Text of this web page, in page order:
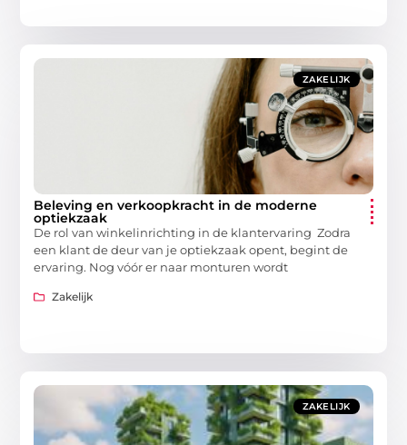
ZAKELIJK
Beleving en verkoopkracht in de moderne
optiekzaak
De rol van winkelinrichting in de klantervaring Zodra
een klant de deur van je optiekzaak opent, begint de
ervaring. Nog vóór er naar monturen wordt
Zakelijk
ZAKELIJK